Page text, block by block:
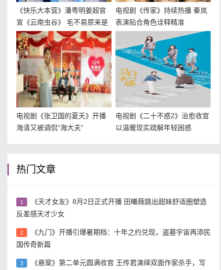
《快乐大本营》潘粤明姜超官
宣《云南虫谷》 毛不易原来是
个“电视剧迷”
电视剧《传家》持续热播 秦岚
表演贴合角色诠释精准
电视剧《张卫国的夏天》开播
海清又被调侃“海大夫”
电视剧《二十不惑2》治愈收官
以温暖现实疏解年轻困惑
热门文章
1
《天才女友》8月2日正式开播 田曦薇跳出甜妹舒适圈塑造
反差感天才少女
2
《九门》开播引爆暑期档：十年之约兑现，盗墓宇宙再添民
国传奇新篇
3
《悬案》第二单元圆满收官 王传君演绎双面作家杀手，写